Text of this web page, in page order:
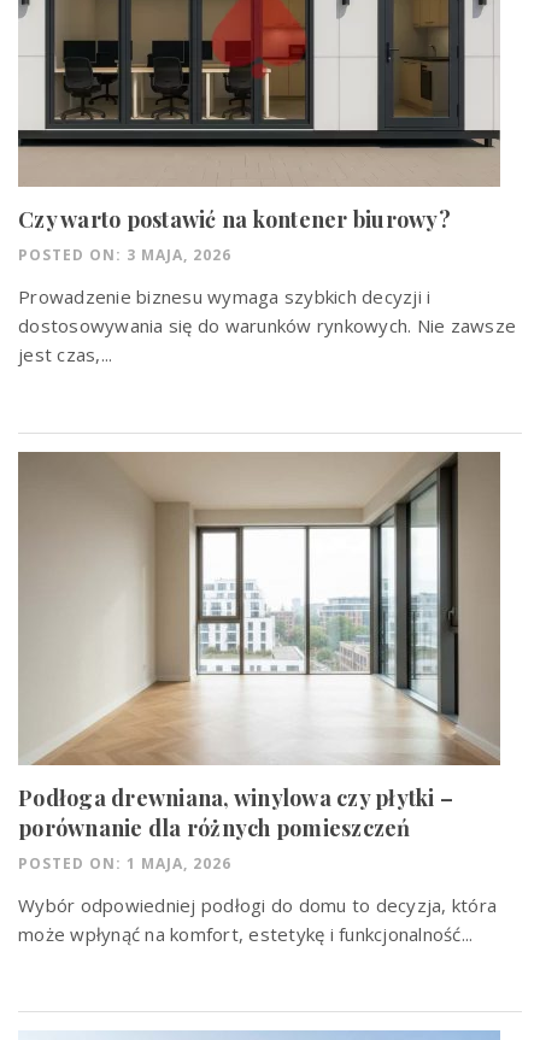
Czy warto postawić na kontener biurowy?
POSTED ON: 3 MAJA, 2026
Prowadzenie biznesu wymaga szybkich decyzji i
dostosowywania się do warunków rynkowych. Nie zawsze
jest czas,...
Podłoga drewniana, winylowa czy płytki –
porównanie dla różnych pomieszczeń
POSTED ON: 1 MAJA, 2026
Wybór odpowiedniej podłogi do domu to decyzja, która
może wpłynąć na komfort, estetykę i funkcjonalność...